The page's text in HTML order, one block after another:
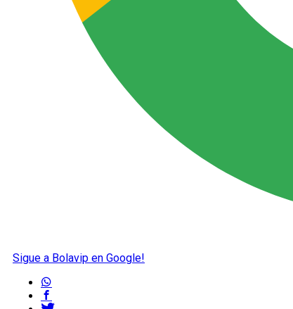
Sigue a Bolavip en Google!